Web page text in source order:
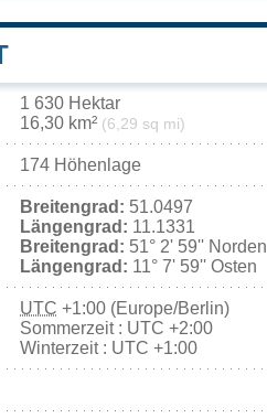
1 630 Hektar
16,30 km² (6,29 sq mi)
174 Höhenlage
Breitengrad: 51.0497
Längengrad: 11.1331
Breitengrad: 51° 2' 59'' Norden
Längengrad: 11° 7' 59'' Osten
UTC +1:00 (Europe/Berlin)
Sommerzeit : UTC +2:00
Winterzeit : UTC +1:00